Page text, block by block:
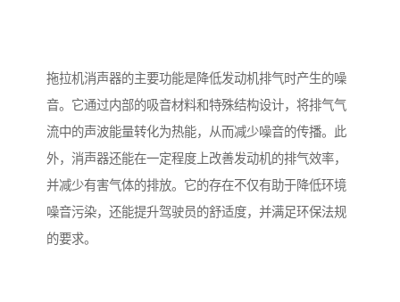
拖拉机消声器的主要功能是降低发动机排气时产生的噪
音。它通过内部的吸音材料和特殊结构设计，将排气气
流中的声波能量转化为热能，从而减少噪音的传播。此
外，消声器还能在一定程度上改善发动机的排气效率，
并减少有害气体的排放。它的存在不仅有助于降低环境
噪音污染，还能提升驾驶员的舒适度，并满足环保法规
的要求。